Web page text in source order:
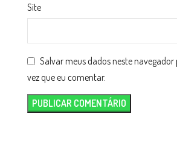
Site
Salvar meus dados neste
vez que eu comentar.